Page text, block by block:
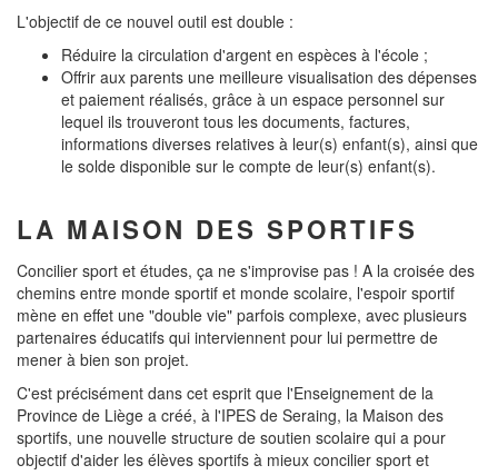
L'objectif de ce nouvel outil est double :
Réduire la circulation d'argent en espèces à l'école ;
Offrir aux parents une meilleure visualisation des dépenses
et paiement réalisés, grâce à un espace personnel sur
lequel ils trouveront tous les documents, factures,
informations diverses relatives à leur(s) enfant(s), ainsi que
le solde disponible sur le compte de leur(s) enfant(s).
LA MAISON DES SPORTIFS
Concilier sport et études, ça ne s'improvise pas ! A la croisée des
chemins entre monde sportif et monde scolaire, l'espoir sportif
mène en effet une "double vie" parfois complexe, avec plusieurs
partenaires éducatifs qui interviennent pour lui permettre de
mener à bien son projet.
C'est précisément dans cet esprit que l'Enseignement de la
Province de Liège a créé, à l'IPES de Seraing, la Maison des
sportifs, une nouvelle structure de soutien scolaire qui a pour
objectif d'aider les élèves sportifs à mieux concilier sport et